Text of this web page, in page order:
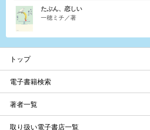
たぶん、恋しい
一穂ミチ／著
トップ
電子書籍検索
著者一覧
取り扱い電子書店一覧